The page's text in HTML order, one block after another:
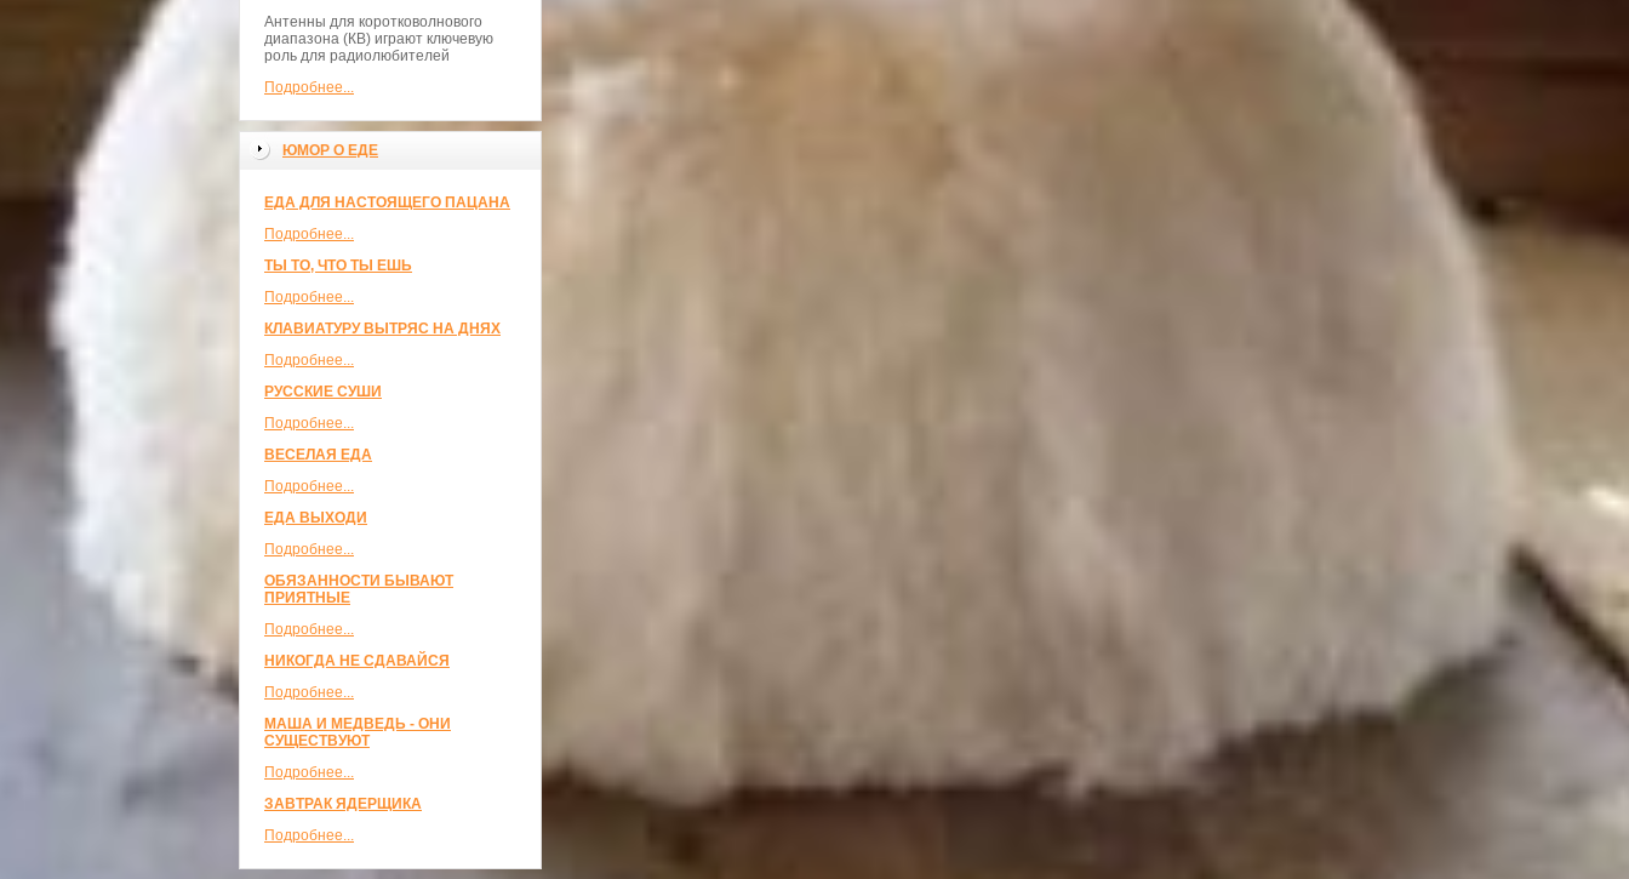
Антенны для коротковолнового
диапазона (КВ) играют ключевую
роль для радиолюбителей
Подробнее...
ЮМОР О ЕДЕ
ЕДА ДЛЯ НАСТОЯЩЕГО ПАЦАНА
Подробнее...
ТЫ ТО, ЧТО ТЫ ЕШЬ
Подробнее...
КЛАВИАТУРУ ВЫТРЯС НА ДНЯХ
Подробнее...
РУССКИЕ СУШИ
Подробнее...
ВЕСЕЛАЯ ЕДА
Подробнее...
ЕДА ВЫХОДИ
Подробнее...
ОБЯЗАННОСТИ БЫВАЮТ
ПРИЯТНЫЕ
Подробнее...
НИКОГДА НЕ СДАВАЙСЯ
Подробнее...
МАША И МЕДВЕДЬ - ОНИ
СУЩЕСТВУЮТ
Подробнее...
ЗАВТРАК ЯДЕРЩИКА
Подробнее...